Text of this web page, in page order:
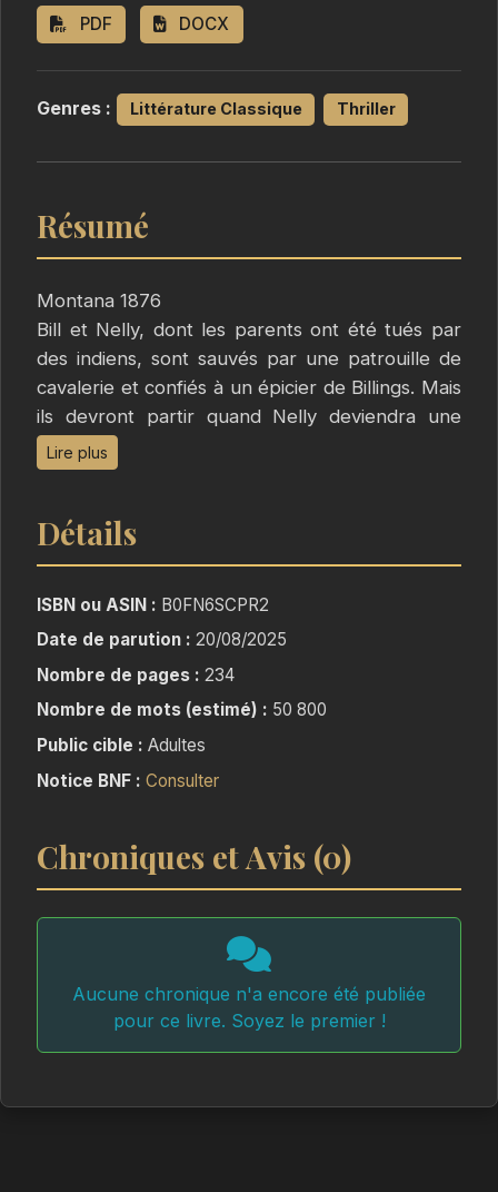
PDF DOCX
Genres : Littérature Classique Thriller
Résumé
Montana 1876
Bill et Nelly, dont les parents ont été tués par
des indiens, sont sauvés par une patrouille de
cavalerie et confiés à un épicier de Billings. Mais
ils devront partir quand Nelly deviendra une
jeune femme attirante et suscitera le désir du
commerçant. Sur les routes, de nombreux périls
Lire plus
Détails
ISBN ou ASIN : B0FN6SCPR2
Date de parution : 20/08/2025
Nombre de pages : 234
Nombre de mots (estimé) : 50 800
Public cible : Adultes
Notice BNF : Consulter
Chroniques et Avis (0)
Aucune chronique n'a encore été publiée
pour ce livre. Soyez le premier !